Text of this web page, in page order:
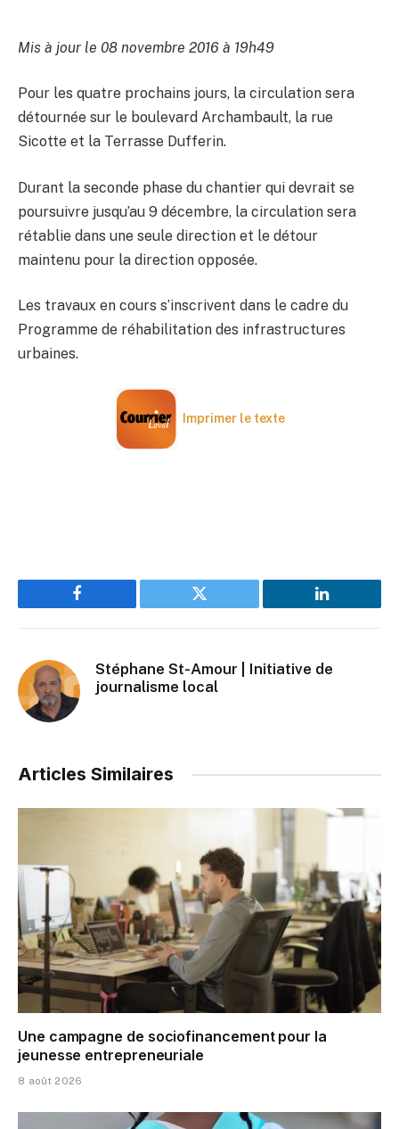
Mis à jour le 08 novembre 2016 à 19h49
Pour les quatre prochains jours, la circulation sera
détournée sur le boulevard Archambault, la rue
Sicotte et la Terrasse Dufferin.
Durant la seconde phase du chantier qui devrait se
poursuivre jusqu’au 9 décembre, la circulation sera
rétablie dans une seule direction et le détour
maintenu pour la direction opposée.
Les travaux en cours s’inscrivent dans le cadre du
Programme de réhabilitation des infrastructures
urbaines.
Imprimer le texte
Facebook Twitter LinkedIn
Stéphane St-Amour | Initiative de
journalisme local
Articles Similaires
Une campagne de sociofinancement pour la
jeunesse entrepreneuriale
8 août 2026